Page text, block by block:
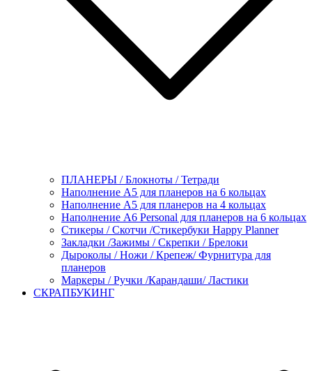
ПЛАНЕРЫ / Блокноты / Тетради
Наполнение А5 для планеров на 6 кольцах
Наполнение А5 для планеров на 4 кольцах
Наполнение А6 Personal для планеров на 6 кольцах
Стикеры / Скотчи /Стикербуки Happy Planner
Закладки /Зажимы / Скрепки / Брелоки
Дыроколы / Ножи / Крепеж/ Фурнитура для
планеров
Маркеры / Ручки /Карандаши/ Ластики
СКРАПБУКИНГ